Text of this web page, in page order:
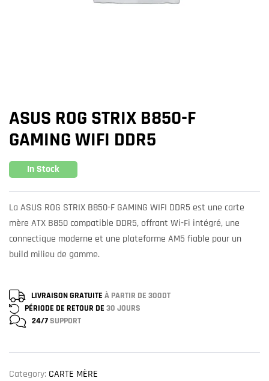
ASUS ROG STRIX B850-F
GAMING WIFI DDR5
In Stock
La ASUS ROG STRIX B850-F GAMING WIFI DDR5 est une carte
mère ATX B850 compatible DDR5, offrant Wi-Fi intégré, une
connectique moderne et une plateforme AM5 fiable pour un
build milieu de gamme.
LIVRAISON GRATUITE À PARTIR DE 300DT
PÉRIODE DE RETOUR DE 30 JOURS
24/7SUPPORT
Category: CARTE MÈRE